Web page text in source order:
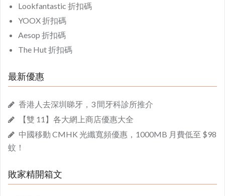
Lookfantastic 折扣碼
YOOX 折扣碼
Aesop 折扣碼
The Hut 折扣碼
最新優惠
香港人去深圳睇牙，3 間牙科診所推介
【雙 11】各大網上商店優惠大全
中國移動 CMHK 光纖寬頻優惠，1000MB 月費低至 $98
蚊！
敗家精開箱文